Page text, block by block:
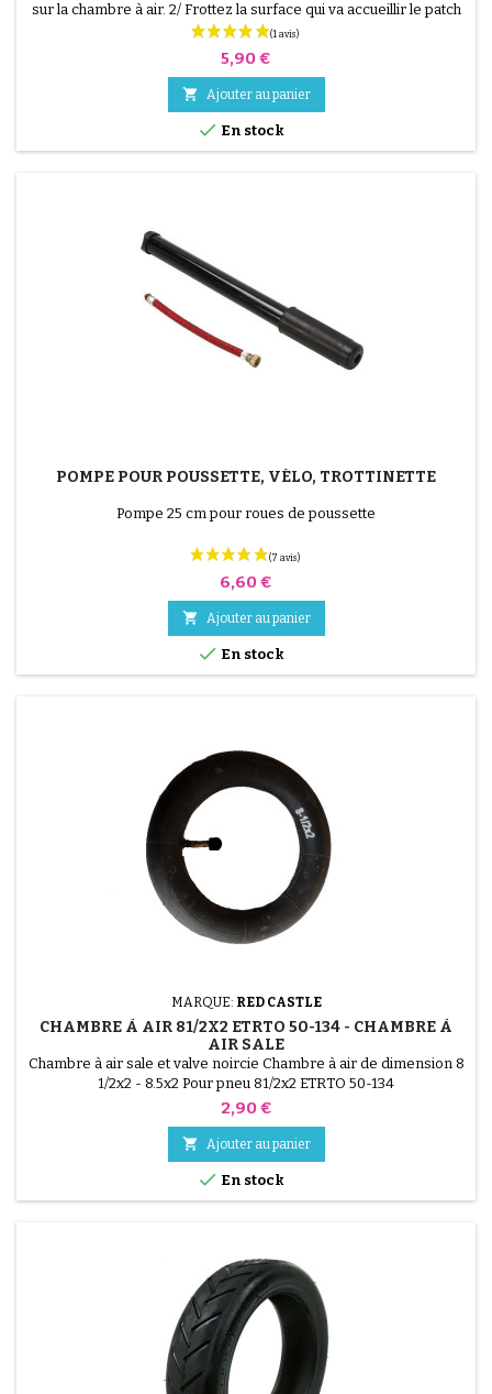
sur la chambre à air. 2/ Frottez la surface qui va accueillir le patch
avec le grattoir fourni. 3/ Dégraissez, nettoyez et séchez la
surface. 4/ Étalez uniformément la colle autour du trou. 5/
Patientez environ 1 mIn, jusqu'à ce que la colle ne brille plus. 6/
Positionnez le patch au...
Prix
5,90 €
 Ajouter au panier
 En stock
POMPE POUR POUSSETTE, VÉLO, TROTTINETTE
Pompe 25 cm pour roues de poussette
Prix
6,60 €
 Ajouter au panier
 En stock
MARQUE: RED CASTLE
CHAMBRE À AIR 81/2X2 ETRTO 50-134 - CHAMBRE À
AIR SALE
Chambre à air sale et valve noircie Chambre à air de dimension 8
1/2x2 - 8.5x2 Pour pneu 81/2x2 ETRTO 50-134
Prix
2,90 €
 Ajouter au panier
 En stock